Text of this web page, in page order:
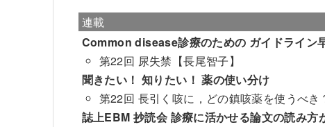
連載
Common disease診療のための ガイドライン
第22回 尿失禁【長尾智子】
聞きたい！ 知りたい！ 薬の使い分け
第22回 長引く咳に，どの鎮咳薬を使うべき
誌上EBM 抄読会 診療に活かせる論文の読み方